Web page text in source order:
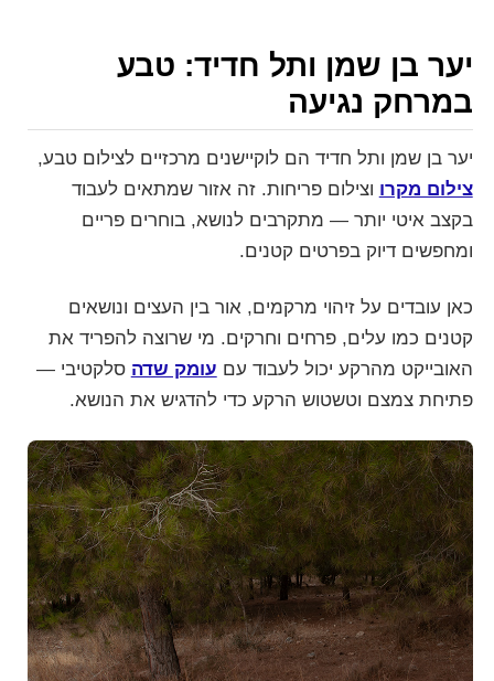
יער בן שמן ותל חדיד: טבע
במרחק נגיעה
יער בן שמן ותל חדיד הם לוקיישנים מרכזיים לצילום טבע,
צילום מקרו וצילום פריחות. זה אזור שמתאים לעבוד
בקצב איטי יותר — מתקרבים לנושא, בוחרים פריים
ומחפשים דיוק בפרטים קטנים.
כאן עובדים על זיהוי מרקמים, אור בין העצים ונושאים
קטנים כמו עלים, פרחים וחרקים. מי שרוצה להפריד את
האובייקט מהרקע יכול לעבוד עם עומק שדה סלקטיבי —
פתיחת צמצם וטשטוש הרקע כדי להדגיש את הנושא.